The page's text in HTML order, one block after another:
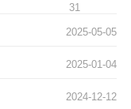
31
2025-05-05
2025-01-04
2024-12-12